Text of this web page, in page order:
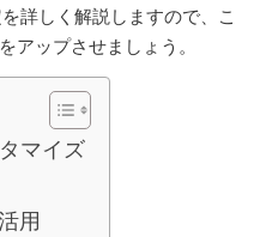
詳しく解説しますので、こ
アップさせましょう。
マイズ
用